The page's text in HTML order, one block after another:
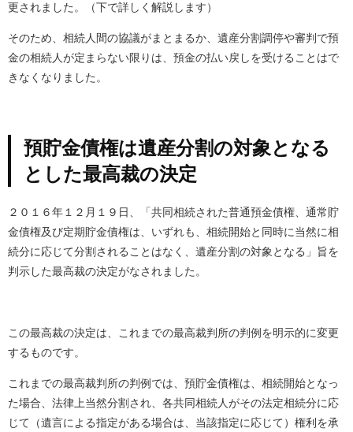
更されました。（下で詳しく解説します）
そのため、相続人間の協議がまとまるか、遺産分割調停や審判で預
金の相続人が定まらない限りは、預金の払い戻しを受けることはで
きなくなりました。
預貯金債権は遺産分割の対象となる
とした最高裁の決定
２０１６年１２月１９日、「共同相続された普通預金債権、通常貯
金債権及び定期貯金債権は、いずれも、相続開始と同時に当然に相
続分に応じて分割されることはなく、遺産分割の対象となる」旨を
判示した最高裁の決定がなされました。
この最高裁の決定は、これまでの最高裁判所の判例を明示的に変更
するものです。
これまでの最高裁判所の判例では、預貯金債権は、相続開始となっ
た場合、法律上当然分割され、各共同相続人がその法定相続分に応
じて（遺言による指定がある場合は、当該指定に応じて）権利を承